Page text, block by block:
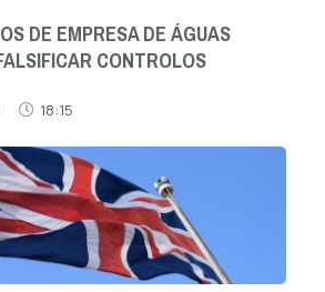
DE EMPRESA DE ÁGUAS
CONTROLOS
18:15